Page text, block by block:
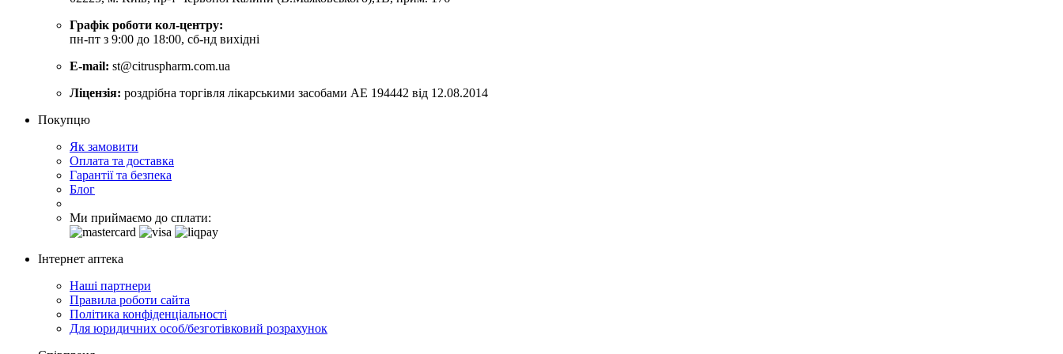
Графік роботи кол-центру:
пн-пт з 9:00 до 18:00, сб-нд вихідні
E-mail: st@citruspharm.com.ua
Ліцензія: роздрібна торгівля лікарськими засобами АЕ 194442 від 12.08.2014
Покупцю
Як замовити
Оплата та доставка
Гарантії та безпека
Блог
Ми приймаємо до сплати:
Інтернет аптека
Наші партнери
Правила роботи сайта
Політика конфіденціальності
Для юридичних особ/безготівковий розрахунок